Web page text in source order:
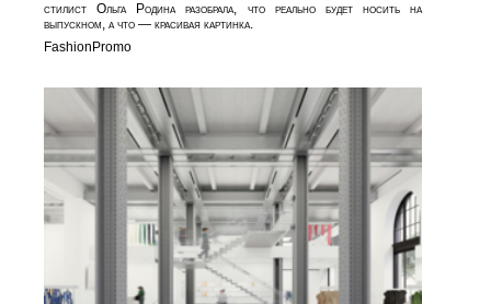
стилист Ольга Родина разобрала, что реально будет носить на
выпускном, а что — красивая картинка.
FashionPromo